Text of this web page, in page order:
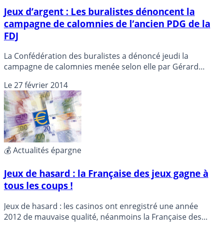
Jeux d’argent : Les buralistes dénoncent la
campagne de calomnies de l’ancien PDG de la
FDJ
La Confédération des buralistes a dénoncé jeudi la
campagne de calomnies menée selon elle par Gérard
1989 à 1993, qui affirme que les tickets de jeux de
grattage n’étaient pas répartis au hasard mais par
livrets.
Le27 février 2014
💰 Actualités épargne
Jeux de hasard : la Française des jeux gagne à
tous les coups !
Jeux de hasard : les casinos ont enregistré une année
2012 de mauvaise qualité, néanmoins la Française des